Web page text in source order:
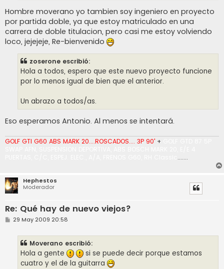
Hombre moverano yo tambien soy ingeniero en proyecto
por partida doble, ya que estoy matriculado en una
carrera de doble titulacion, pero casi me estoy volviendo
loco, jejejeje, Re-bienvenido
zoserone escribió:
Hola a todos, espero que este nuevo proyecto funcione
por lo menos igual de bien que el anterior.
Un abrazo a todos/as.
Eso esperamos Antonio. Al menos se intentará.
GOLF GTI G60 ABS MARK 20....ROSCADOS.... 3P 90' +
.......
Hephestos
Moderador
Re: Qué hay de nuevo viejos?
M
29 May 2009 20:58
Moverano escribió:
Hola a gente
si se puede decir porque estamos
cuatro y el de la guitarra